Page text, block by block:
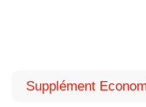
Supplément